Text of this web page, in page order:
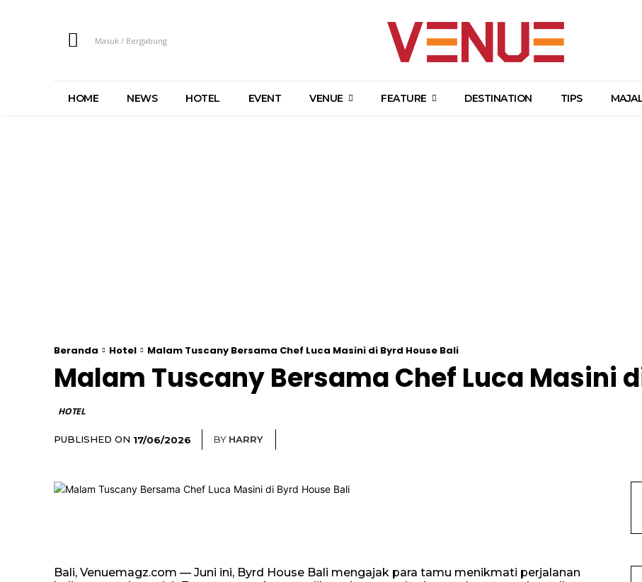
Masuk / Bergabung
HOME NEWS HOTEL EVENT VENUE FEATURE DESTINATION TIPS
Beranda Hotel Malam Tuscany Bersama Chef Luca Masini di Byrd House Bali
Malam Tuscany Bersama Chef Luca Masini
HOTEL
PUBLISHED ON 17/06/2026 BY HARRY
Bali, Venuemagz.com — Juni ini, Byrd House Bali mengajak para tamu menikmati perjalanan